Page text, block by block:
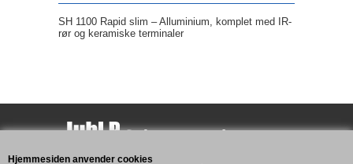
Hjemmesiden anvender cookies
SH 1100 Rapid slim – Alluminium, komplet med IR-
rør og keramiske terminaler
Assensvej 193